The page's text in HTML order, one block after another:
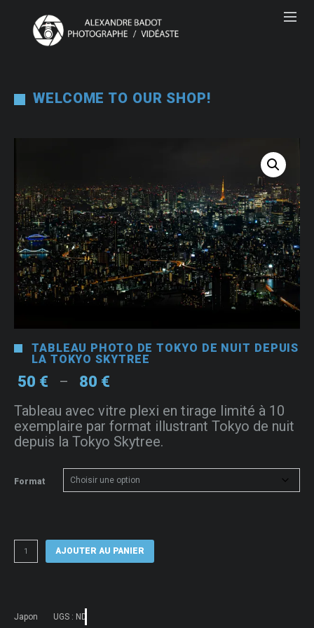
WELCOME TO OUR SHOP!
TABLEAU PHOTO DE TOKYO DE NUIT DEPUIS
LA TOKYO SKYTREE
50 € – 80 €
prix :
50 €
à
Tableau avec vitre plexi en tirage limité à 10
exemplaire par format illustrant Tokyo de nuit
depuis la Tokyo Skytree.
Format
de
AJOUTER AU PANIER
Japon UGS : ND